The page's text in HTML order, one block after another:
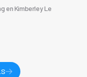
en Kimberley Le